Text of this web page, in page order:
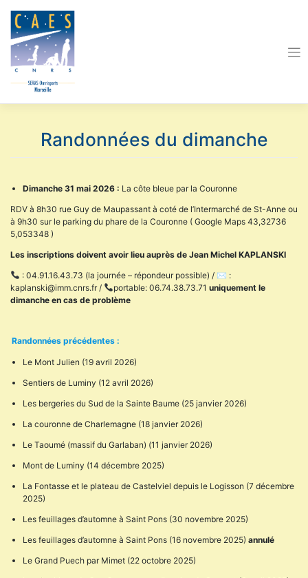
content
Randonnées du dimanche
Dimanche 31 mai 2026 : La côte bleue par la Couronne
RDV à 8h30 rue Guy de Maupassant à coté de l’Intermarché de St-Anne ou
à 9h30 sur le parking du phare de la Couronne ( Google Maps 43,32736
5,053348 )
Les inscriptions doivent avoir lieu auprès de Jean Michel KAPLANSKI
: 04.91.16.43.73 (la journée – répondeur possible) / ✉ :
kaplanski@imm.cnrs.fr /
portable: 06.74.38.73.71 uniquement le
dimanche en cas de problème
Randonnées précédentes :
Le Mont Julien (19 avril 2026)
Sentiers de Luminy (12 avril 2026)
Les bergeries du Sud de la Sainte Baume (25 janvier 2026)
La couronne de Charlemagne (18 janvier 2026)
Le Taoumé (massif du Garlaban) (11 janvier 2026)
Mont de Luminy (14 décembre 2025)
La Fontasse et le plateau de Castelviel depuis le Logisson (7 décembre
2025)
Les feuillages d’automne à Saint Pons (30 novembre 2025)
Les feuillages d’automne à Saint Pons (16 novembre 2025) annulé
Le Grand Puech par Mimet (22 octobre 2025)